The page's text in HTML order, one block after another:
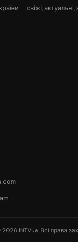
— свіжі, актуальні,
INTVua. Всі права